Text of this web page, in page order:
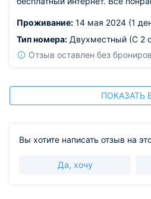
Проживание: 14 мая 2024 (1
Тип номера: Двухместный (С 2
Отзыв оставлен без
ПОКАЗАТЬ
Вы хотите написать отзыв на
Да, хочу